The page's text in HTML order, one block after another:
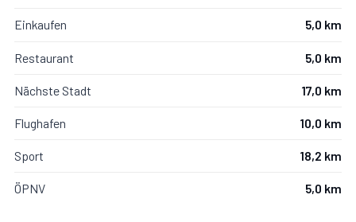
Schlafzimmer mit Bad 3:
Doppelbett, Einzelbett, WiFi
Internet, Internet, Fliegengitter, TV, Waschbecken,
Ausgang auf den Patio, Ausgang auf die Terrasse.
Einkaufen 5,0 km
Restaurant 5,0 km
Nächste Stadt 17,0 km
Flughafen 10,0 km
Sport 18,2 km
ÖPNV 5,0 km